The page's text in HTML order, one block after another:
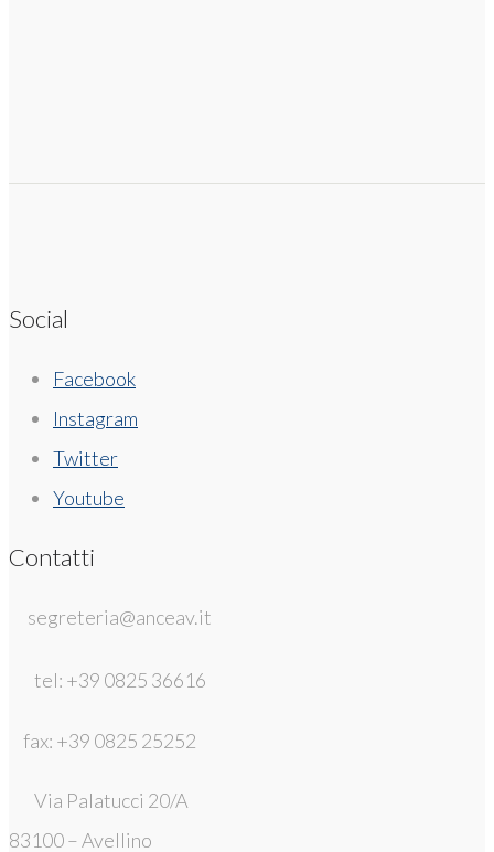
Social
Facebook
Instagram
Twitter
Youtube
Contatti
segreteria@anceav.it
tel: +39 0825 36616
fax: +39 0825 25252
Via Palatucci 20/A
83100 – Avellino